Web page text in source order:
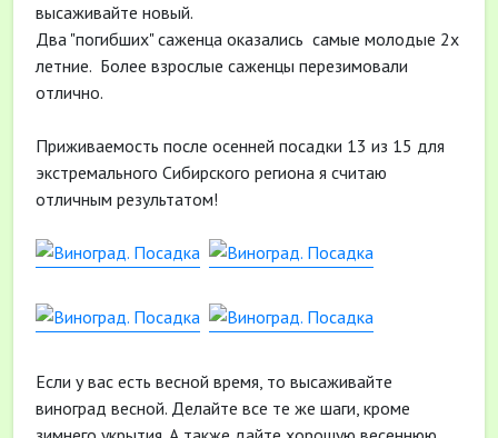
высаживайте новый.
Два "погибших" саженца оказались самые молодые 2х
летние. Более взрослые саженцы перезимовали
отлично.
Приживаемость после осенней посадки 13 из 15 для
экстремального Сибирского региона я считаю
отличным результатом!
Если у вас есть весной время, то высаживайте
виноград весной. Делайте все те же шаги, кроме